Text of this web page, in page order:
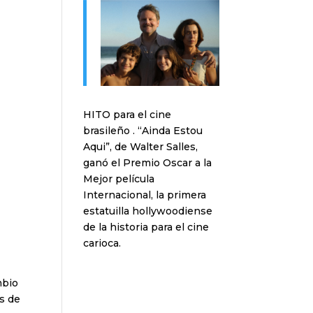
de
HITO para el cine
brasileño . “Ainda Estou
Aqui”, de Walter Salles,
ganó el Premio Oscar a la
Mejor película
Internacional, la primera
estatuilla hollywoodiense
de la historia para el cine
carioca.